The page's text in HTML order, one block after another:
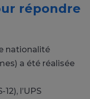
répondre
nationalité
a été réalisée
l’UPS